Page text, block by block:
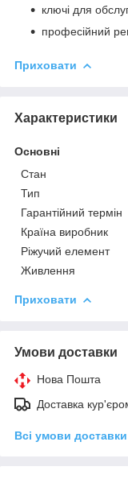
ключі для
професійний
Приховати
Характеристики
Основні
Стан
Тип
Гарантійний термін
Країна виробник
Ріжучий елемент
Живлення
Приховати
Умови доставки
Нова Пошта
Доставка
Всі умови доставки